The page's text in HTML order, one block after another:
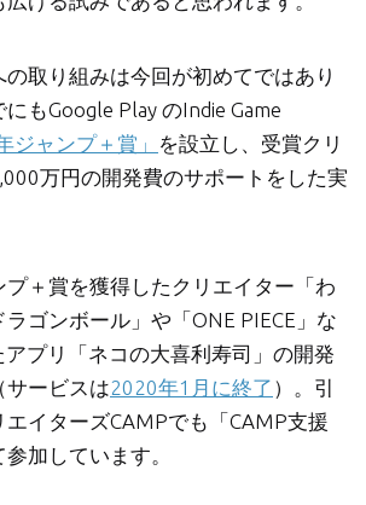
取り組みは今回が初めてではあり
もGoogle Play のIndie Game
ジャンプ＋賞」
を設立し、受賞クリ
万円の開発費のサポートをした実
＋賞を獲得したクリエイター「わ
ゴンボール」や「ONE PIECE」な
プリ「ネコの大喜利寿司」の開発
サービスは2020年1月に終了 ）。引
エイターズCAMPでも「CAMP支援
加しています。